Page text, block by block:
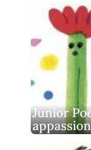
Junior